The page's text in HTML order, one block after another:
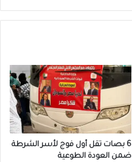
6 بصات تقل أول فوج لأسر الشرطة
ضمن العودة الطوعية